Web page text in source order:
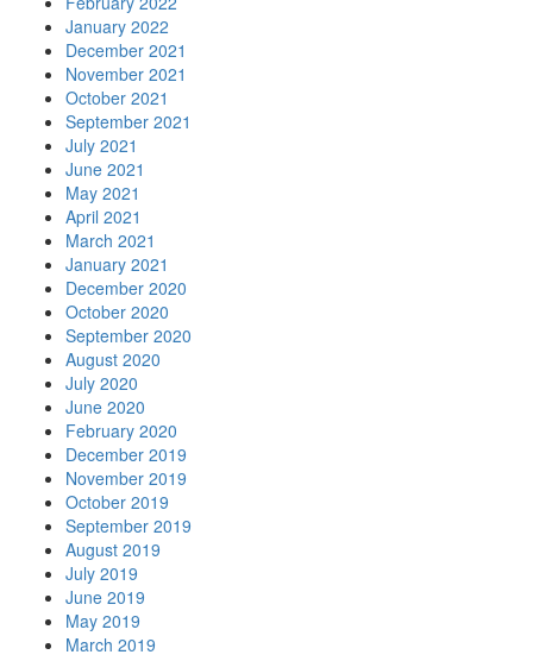
January 2022
December 2021
November 2021
October 2021
September 2021
July 2021
June 2021
May 2021
April 2021
March 2021
January 2021
December 2020
October 2020
September 2020
August 2020
July 2020
June 2020
February 2020
December 2019
November 2019
October 2019
September 2019
August 2019
July 2019
June 2019
May 2019
March 2019